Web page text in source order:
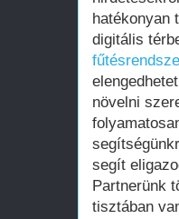
hatékonyan
digitális
növelni
segít
Partnerünk
tisztában